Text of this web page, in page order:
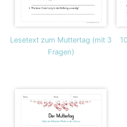
Lesetext zum Muttertag (mit 3
Fragen)